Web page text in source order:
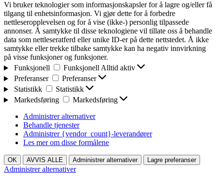
Vi bruker teknologier som informasjonskapsler for å lagre og/eller få
tilgang til enhetsinformasjon. Vi gjør dette for å forbedre
nettleseropplevelsen og for å vise (ikke-) personlig tilpassede
annonser. Å samtykke til disse teknologiene vil tillate oss å behandle
data som nettleseratferd eller unike ID-er på dette nettstedet. Å ikke
samtykke eller trekke tilbake samtykke kan ha negativ innvirkning
på visse funksjoner og funksjoner.
Funksjonell
FunksjonellAlltid aktiv
Preferanser
Preferanser
Statistikk
Statistikk
Markedsføring
Markedsføring
Administrer alternativer
Behandle tjenester
Administrer {vendor_count}-leverandører
Les mer om disse formålene
OK AVVIS ALLE Administrer alternativer Lagre preferanser
Administrer alternativer